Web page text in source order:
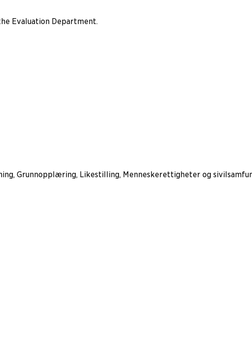
Evaluation Department.
Grunnopplæring, Likestilling, Menneskerettigheter og